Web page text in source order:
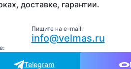
доставке, гарантии.
Пишите на e-mail:
info@velmas.ru
Telegram